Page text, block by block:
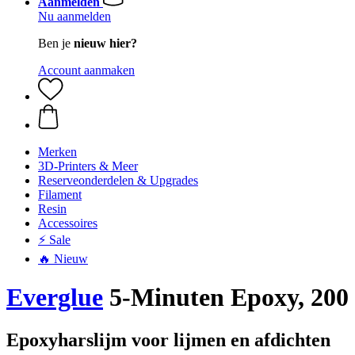
Nu aanmelden
Ben je nieuw hier?
Account aanmaken
Merken
3D-Printers & Meer
Reserveonderdelen & Upgrades
Filament
Resin
Accessoires
⚡ Sale
🔥 Nieuw
Everglue 5-Minuten Epoxy, 200
Epoxyharslijm voor lijmen en afdichten